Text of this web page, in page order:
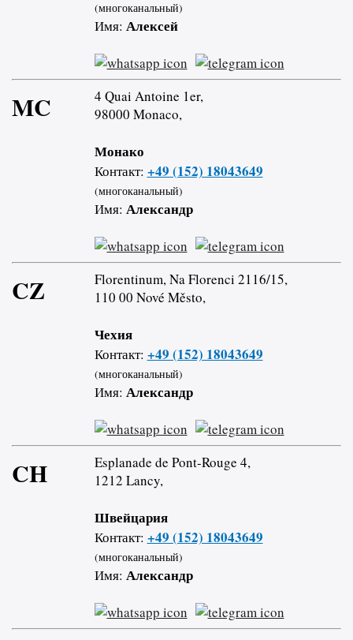
(многоканальный)
Имя: Алексей
MC
4 Quai Antoine 1er,
98000 Monaco,
Монако
Контакт: +49 (152) 18043649
(многоканальный)
Имя: Александр
CZ
Florentinum, Na Florenci 2116/15,
110 00 Nové Město,
Чехия
Контакт: +49 (152) 18043649
(многоканальный)
Имя: Александр
CH
Esplanade de Pont-Rouge 4,
1212 Lancy,
Швейцария
Контакт: +49 (152) 18043649
(многоканальный)
Имя: Александр